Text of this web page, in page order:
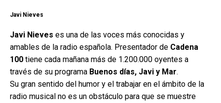
Javi Nieves
Javi Nieves es una de las voces más conocidas y
amables de la radio española. Presentador de Cadena
100 tiene cada mañana más de 1.200.000 oyentes a
través de su programa Buenos días, Javi y Mar.
Su gran sentido del humor y el trabajar en el ámbito de la
radio musical no es un obstáculo para que se muestre